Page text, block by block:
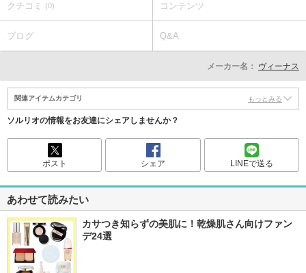
クチコミ (0) コンテンツ
ブログ Q&A
メーカー名： ヴィーナス
関連アイテムカテゴリ もっとみる
ソルリオの情報をお友達にシェアしませんか？
ポスト シェア LINEで送る
あわせて読みたい
カサつき知らずの美肌に！乾燥肌さん向けファン
デ24選